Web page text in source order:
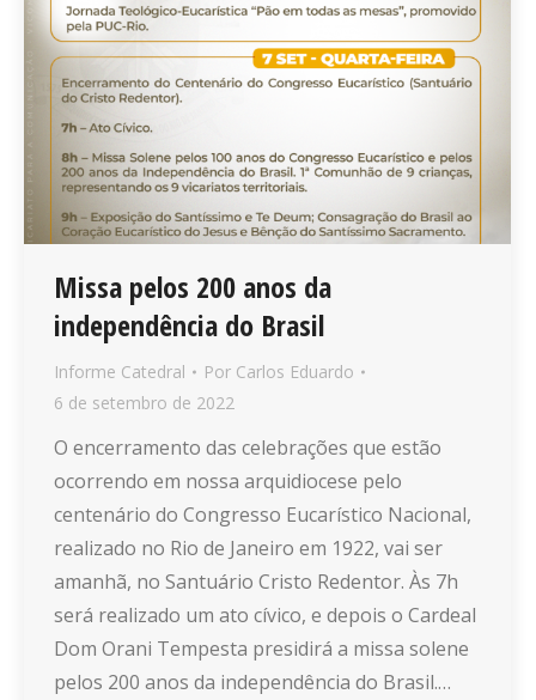
Missa pelos 200 anos da
independência do Brasil
Informe Catedral Por Carlos Eduardo
6 de setembro de 2022
O encerramento das celebrações que estão
ocorrendo em nossa arquidiocese pelo
centenário do Congresso Eucarístico Nacional,
realizado no Rio de Janeiro em 1922, vai ser
amanhã, no Santuário Cristo Redentor. Às 7h
será realizado um ato cívico, e depois o Cardeal
Dom Orani Tempesta presidirá a missa solene
pelos 200 anos da independência do Brasil.…